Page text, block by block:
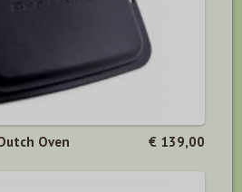
Oven € 139,00